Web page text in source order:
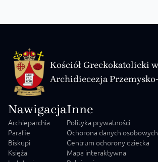
Kościół Greckokatolicki
Archidiecezja
Nawigacja
Archieparchia
Parafie
Biskupi
Księża
Inne
Polityka prywatności
Ochorona danych osobowych
Centrum ochorony dziecka
Mapa interaktywna